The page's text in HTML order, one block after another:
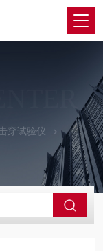
穿试验仪 50Kv-电